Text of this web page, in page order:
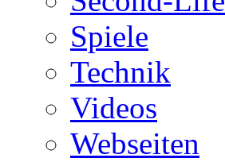
Spiele
Technik
Videos
Webseiten